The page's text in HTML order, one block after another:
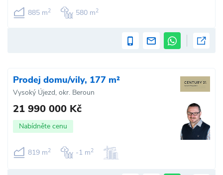
885 m2 580 m2
Prodej domu/vily, 177 m²
Vysoký Újezd, okr. Beroun
21 990 000 Kč
Nabídněte cenu
819 m2 -1 m2